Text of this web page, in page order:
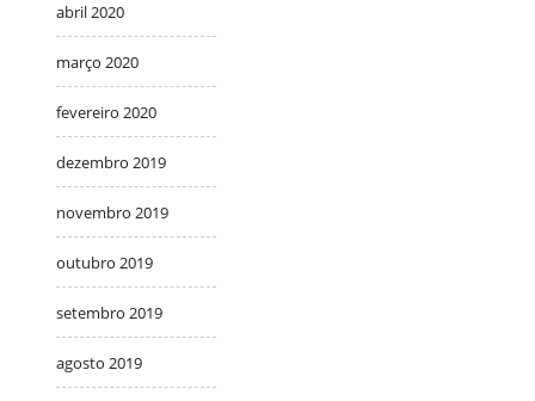
abril 2020
março 2020
fevereiro 2020
dezembro 2019
novembro 2019
outubro 2019
setembro 2019
agosto 2019